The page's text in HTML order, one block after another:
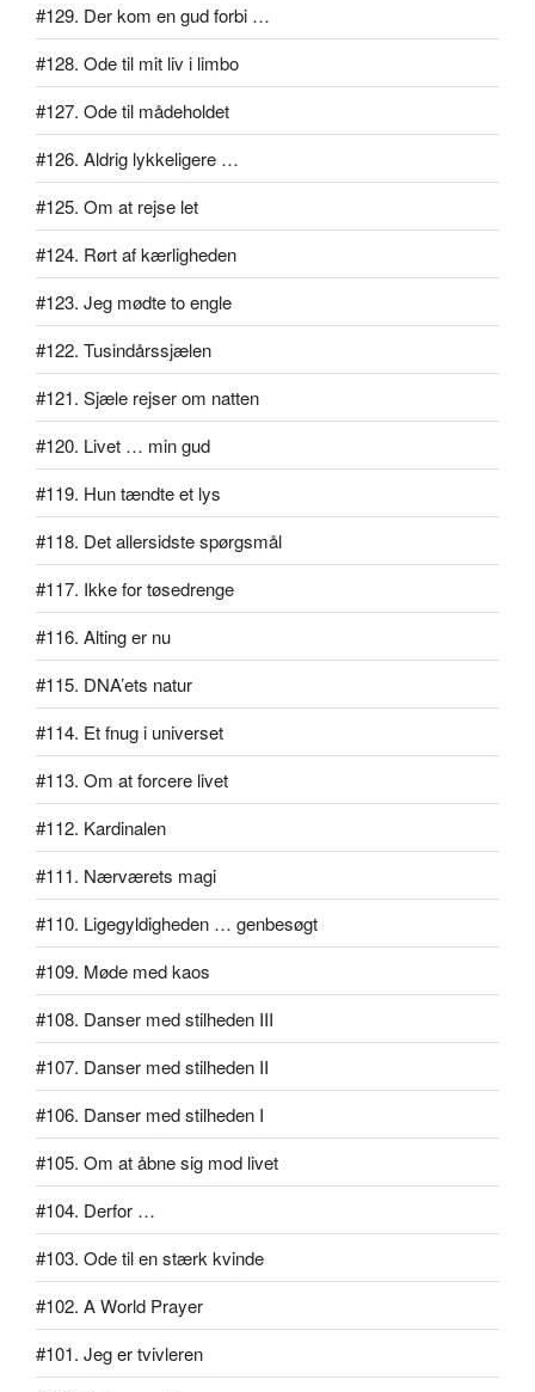
#129. Der kom en gud forbi …
#128. Ode til mit liv i limbo
#127. Ode til mådeholdet
#126. Aldrig lykkeligere …
#125. Om at rejse let
#124. Rørt af kærligheden
#123. Jeg mødte to engle
#122. Tusindårssjælen
#121. Sjæle rejser om natten
#120. Livet … min gud
#119. Hun tændte et lys
#118. Det allersidste spørgsmål
#117. Ikke for tøsedrenge
#116. Alting er nu
#115. DNA’ets natur
#114. Et fnug i universet
#113. Om at forcere livet
#112. Kardinalen
#111. Nærværets magi
#110. Ligegyldigheden … genbesøgt
#109. Møde med kaos
#108. Danser med stilheden III
#107. Danser med stilheden II
#106. Danser med stilheden I
#105. Om at åbne sig mod livet
#104. Derfor …
#103. Ode til en stærk kvinde
#102. A World Prayer
#101. Jeg er tvivleren